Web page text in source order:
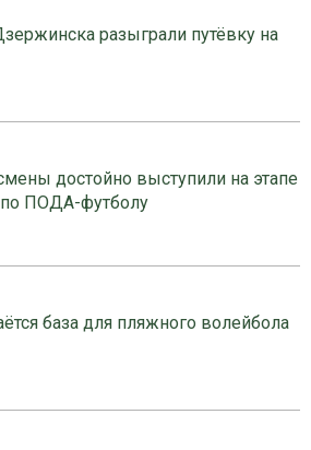
разыграли путёвку на
достойно выступили на этапе
ПОДА-футболу
база для пляжного волейбола